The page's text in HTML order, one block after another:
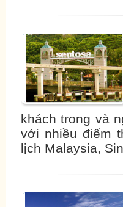
khách trong và
với nhiều điểm
lịch Malaysia,